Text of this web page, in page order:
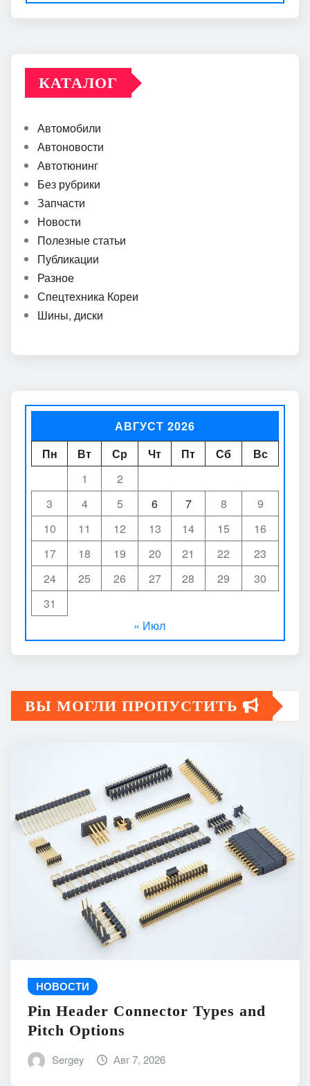
КАТАЛОГ
Автомобили
Автоновости
Автотюнинг
Без рубрики
Запчасти
Новости
Полезные статьи
Публикации
Разное
Спецтехника Кореи
Шины, диски
АВГУСТ 2026
Пн
Вт Ср Чт Пт Сб
Вс
1
2
3
4 5 6 7 8
9
10
11 12 13 14 15
16
17
18 19 20 21 22
23
24
25 26 27 28 29
30
31
« Июл
ВЫ МОГЛИ ПРОПУСТИТЬ
НОВОСТИ
Pin Header Connector Types and
Pitch Options
Sergey Авг 7, 2026